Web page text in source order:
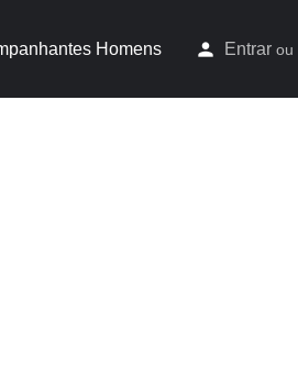
Homens Entrar ou